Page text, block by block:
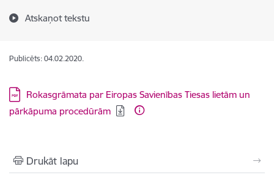
Atskaņot tekstu
Publicēts: 04.02.2020.
Lejupielādēt:
Rokasgrāmata par Eiropas Savienības Tiesas lietām un
pārkāpuma procedūrām
Drukāt lapu